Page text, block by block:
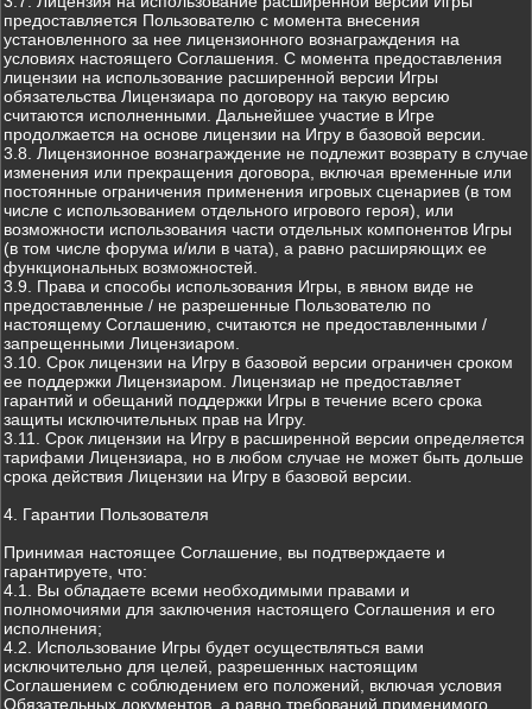
предоставляется Пользователю с момента внесения
установленного за нее лицензионного вознаграждения на
условиях настоящего Соглашения. С момента предоставления
лицензии на использование расширенной версии Игры
обязательства Лицензиара по договору на такую версию
считаются исполненными. Дальнейшее участие в Игре
продолжается на основе лицензии на Игру в базовой версии.
3.8. Лицензионное вознаграждение не подлежит возврату в случае
изменения или прекращения договора, включая временные или
постоянные ограничения применения игровых сценариев (в том
числе с использованием отдельного игрового героя), или
возможности использования части отдельных компонентов Игры
(в том числе форума и/или в чата), а равно расширяющих ее
функциональных возможностей.
3.9. Права и способы использования Игры, в явном виде не
предоставленные / не разрешенные Пользователю по
настоящему Соглашению, считаются не предоставленными /
запрещенными Лицензиаром.
3.10. Срок лицензии на Игру в базовой версии ограничен сроком
ее поддержки Лицензиаром. Лицензиар не предоставляет
гарантий и обещаний поддержки Игры в течение всего срока
защиты исключительных прав на Игру.
3.11. Срок лицензии на Игру в расширенной версии определяется
тарифами Лицензиара, но в любом случае не может быть дольше
срока действия Лицензии на Игру в базовой версии.
4. Гарантии Пользователя
Принимая настоящее Соглашение, вы подтверждаете и
гарантируете, что:
4.1. Вы обладаете всеми необходимыми правами и
полномочиями для заключения настоящего Соглашения и его
исполнения;
4.2. Использование Игры будет осуществляться вами
исключительно для целей, разрешенных настоящим
Соглашением с соблюдением его положений, включая условия
Обязательных документов, а равно требований применимого